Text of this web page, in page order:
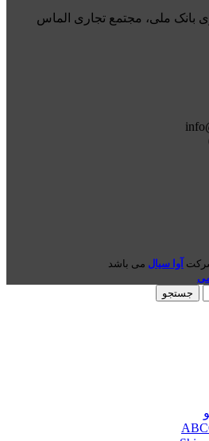
بانک ملی، مجتمع تجاری الماس
آوا سیال می باشد
جستجو